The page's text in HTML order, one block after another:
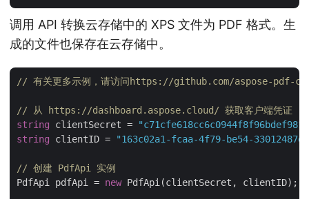
调用 API 转换云存储中的 XPS 文件为 PDF 格式。生
成的文件也保存在云存储中。
// 有关更多示例，请访问https://github.com/aspose-pdf-
// 从 https://dashboard.aspose.cloud/ 获取客户端凭证
string clientSecret =
string clientID = "163c02a1-fcaa-4f79-be54-
// 创建 PdfApi 实例
PdfApi pdfApi = new PdfApi(clientSecret, clientID);